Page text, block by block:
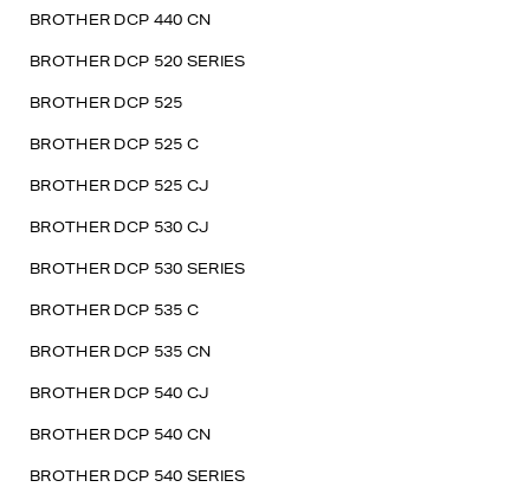
BROTHER DCP 440 CN
BROTHER DCP 520 SERIES
BROTHER DCP 525
BROTHER DCP 525 C
BROTHER DCP 525 CJ
BROTHER DCP 530 CJ
BROTHER DCP 530 SERIES
BROTHER DCP 535 C
BROTHER DCP 535 CN
BROTHER DCP 540 CJ
BROTHER DCP 540 CN
BROTHER DCP 540 SERIES